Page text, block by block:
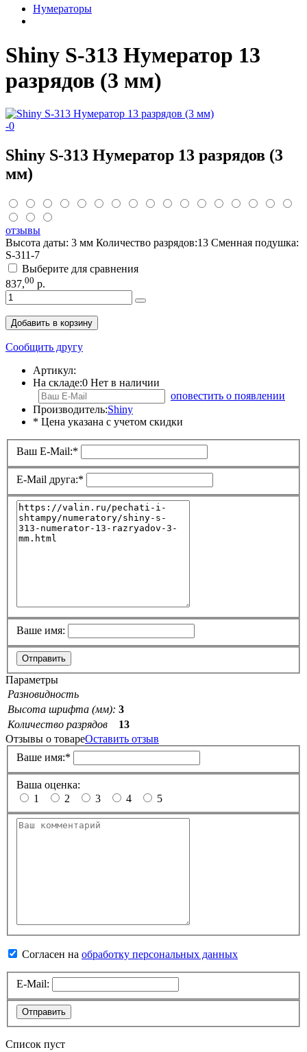
Нумераторы
Shiny S-313 Нумератор 13
разрядов (3 мм)
-0
Shiny S-313 Нумератор 13 разрядов (3
мм)
отзывы
Высота даты: 3 мм Количество разрядов:13 Сменная подушка:
S-311-7
Выберите для сравнения
837,00 р.
Добавить в корзину
Сообщить другу
Артикул:
На складе:0 Нет в наличии
оповестить о появлении
Производитель:Shiny
* Цена указана с учетом скидки
Ваш E-Mail:*
E-Mail друга:*
Ваше имя:
Отправить
Параметры
Разновидность
Высота шрифта (мм): 3
Количество разрядов
13
Отзывы о товареОставить отзыв
Ваше имя:*
Ваша оценка:
1
2 3 4 5
Согласен на обработку персональных данных
E-Mail:
Отправить
Список пуст